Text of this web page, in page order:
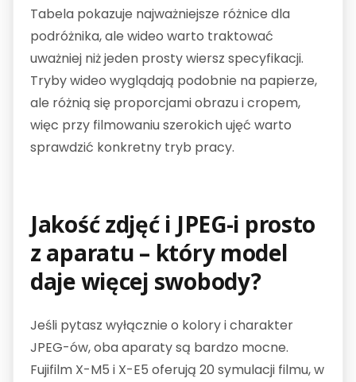
Tabela pokazuje najważniejsze różnice dla
podróżnika, ale wideo warto traktować
uważniej niż jeden prosty wiersz specyfikacji.
Tryby wideo wyglądają podobnie na papierze,
ale różnią się proporcjami obrazu i cropem,
więc przy filmowaniu szerokich ujęć warto
sprawdzić konkretny tryb pracy.
Jakość zdjęć i JPEG-i prosto
z aparatu – który model
daje więcej swobody?
Jeśli pytasz wyłącznie o kolory i charakter
JPEG-ów, oba aparaty są bardzo mocne.
Fujifilm X-M5 i X-E5 oferują 20 symulacji filmu, w